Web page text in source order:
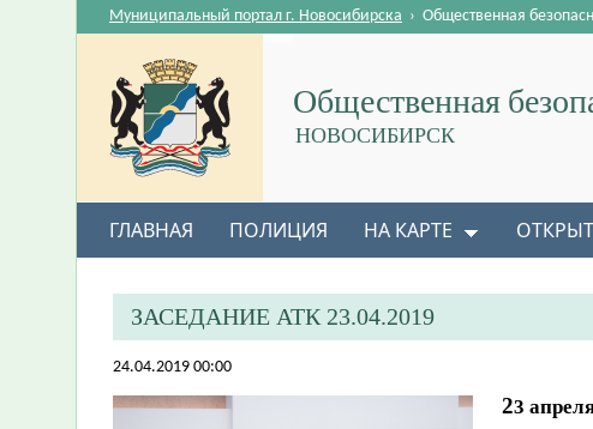
Общественная
НОВОСИБИРСК
Муниципальный портал г. Новосибирска › Общественная
ГЛАВНАЯ ПОЛИЦИЯ НА КАРТЕ
ЗАСЕДАНИЕ АТК 23.04.2019
24.04.2019 00:00
23